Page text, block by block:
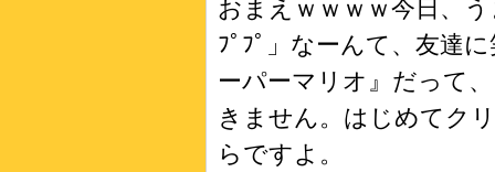
おまえｗｗｗｗ今日、
ﾌﾟﾌﾟ」なーんて、友達
ーパーマリオ』だって
きません。はじめてク
らですよ。